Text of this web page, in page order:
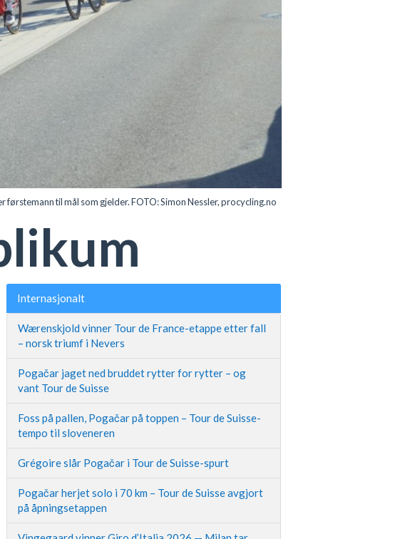
til mål som gjelder. FOTO: Simon Nessler, procycling.no
Internasjonalt
Wærenskjold vinner Tour de France-etappe etter fall
– norsk triumf i Nevers
Pogačar jaget ned bruddet rytter for rytter – og
vant Tour de Suisse
Foss på pallen, Pogačar på toppen – Tour de Suisse-
tempo til sloveneren
Grégoire slår Pogačar i Tour de Suisse-spurt
Pogačar herjet solo i 70 km – Tour de Suisse avgjort
på åpningsetappen